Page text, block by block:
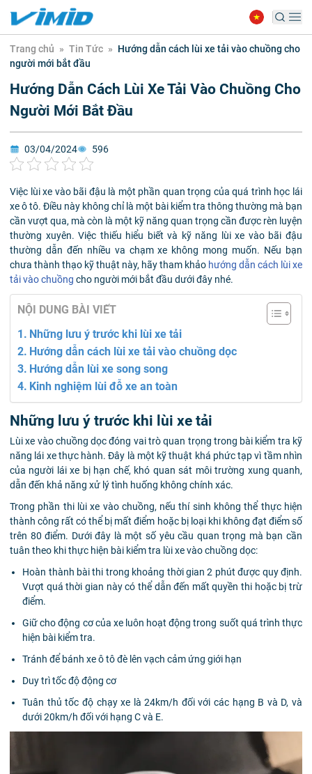
Trang chủ » Tin Tức » Hướng dẫn cách lùi xe tải vào chuồng cho
người mới bắt đầu
Hướng Dẫn Cách Lùi Xe Tải Vào Chuồng Cho
Người Mới Bắt Đầu
03/04/2024 596
Việc lùi xe vào bãi đậu là một phần quan trọng của quá trình học lái
xe ô tô. Điều này không chỉ là một bài kiểm tra thông thường mà bạn
cần vượt qua, mà còn là một kỹ năng quan trọng cần được rèn luyện
thường xuyên. Việc thiếu hiểu biết và kỹ năng lùi xe vào bãi đậu
thường dẫn đến nhiều va chạm xe không mong muốn. Nếu bạn
chưa thành thạo kỹ thuật này, hãy tham khảo hướng dẫn cách lùi xe
tải vào chuồng cho người mới bắt đầu dưới đây nhé.
NỘI DUNG BÀI VIẾT
Những lưu ý trước khi lùi xe tải
Hướng dẫn cách lùi xe tải vào chuồng dọc
Hướng dẫn lùi xe song song
Kinh nghiệm lùi đỗ xe an toàn
Những lưu ý trước khi lùi xe tải
Lùi xe vào chuồng dọc đóng vai trò quan trọng trong bài kiểm tra kỹ
năng lái xe thực hành. Đây là một kỹ thuật khá phức tạp vì tầm nhìn
của người lái xe bị hạn chế, khó quan sát môi trường xung quanh,
dẫn đến khả năng xử lý tình huống không chính xác.
Trong phần thi lùi xe vào chuồng, nếu thí sinh không thể thực hiện
thành công rất có thể bị mất điểm hoặc bị loại khi không đạt điểm số
trên 80 điểm. Dưới đây là một số yêu cầu quan trọng mà bạn cần
tuân theo khi thực hiện bài kiểm tra lùi xe vào chuồng dọc:
Hoàn thành bài thi trong khoảng thời gian 2 phút được quy định.
Vượt quá thời gian này có thể dẫn đến mất quyền thi hoặc bị trừ
điểm.
Giữ cho động cơ của xe luôn hoạt động trong suốt quá trình thực
hiện bài kiểm tra.
Tránh để bánh xe ô tô đè lên vạch cảm ứng giới hạn
Duy trì tốc độ động cơ
Tuân thủ tốc độ chạy xe là 24km/h đối với các hạng B và D, và
dưới 20km/h đối với hạng C và E.